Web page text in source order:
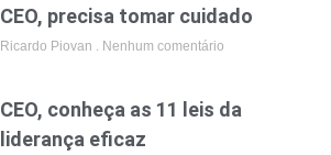
CEO, precisa tomar cuidado
Ricardo Piovan Nenhum comentário
CEO, conheça as 11 leis da
liderança eficaz